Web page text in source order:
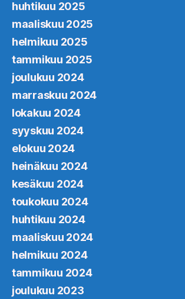
huhtikuu 2025
maaliskuu 2025
helmikuu 2025
tammikuu 2025
joulukuu 2024
marraskuu 2024
lokakuu 2024
syyskuu 2024
elokuu 2024
heinäkuu 2024
kesäkuu 2024
toukokuu 2024
huhtikuu 2024
maaliskuu 2024
helmikuu 2024
tammikuu 2024
joulukuu 2023